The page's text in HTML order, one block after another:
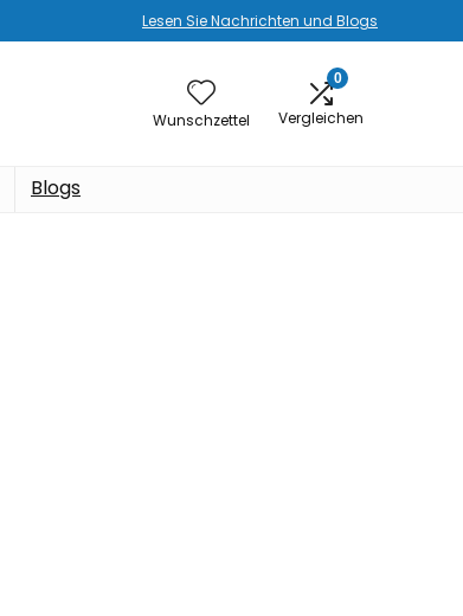
Lesen Sie Nachrichten und Blogs
Wunschzettel
0
Vergleichen
Blogs